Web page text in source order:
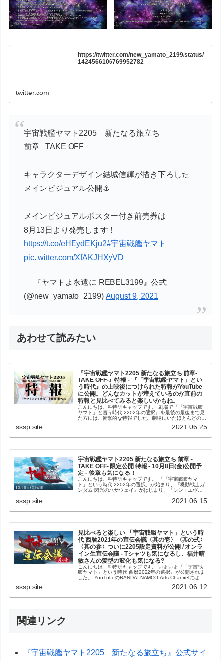
https://twitter.com/new_yamato_2199/status/
1424566106769952782
twitter.com
宇宙戦艦ヤマト2205 新たなる旅立ち
前章 ｰTAKE OFFｰ
キャラクターデザイン結城信輝が描き下ろした
メインビジュアル公開⚓
メインビジュアルポスター付き前売券は
8月13日より発売します！
https://t.co/eHEydEKju2#宇宙戦艦ヤマト
pic.twitter.com/XfAKJHXyVD
— 『ヤマトよ永遠に REBEL3199』公式
(@new_yamato_2199)August 9, 2021
あわせて読みたい
『宇宙戦艦ヤマト2205 新たなる旅立ち 前章‐
TAKE OFF‐』特報 - 『「宇宙戦艦ヤマト」とい
う時代』の上映後につけられた特報がYouTube
に公開。どんなカットが増えているのか直前の
特報と見比べてみると楽しいかもね。
こんにちは、科特研キャップです。 劇場で『「宇宙戦艦
ヤマト」と言う時代 2202年の選択』を最後の最後まで見
た方には、衝撃的な特報でした。劇場にいたほとんどの人
sssp.site 2021.06.25
宇宙戦艦ヤマト2205 新たなる旅立ち 前章 -
TAKE OFF- 限定公開 特報 - 10月8日(金)公開予
定 - 後章も気になる！
こんにちは、科特研キャップです。 『「宇宙戦艦ヤマ
ト」という時代 2202年の選択』が始まり、『機動戦士ガ
ンダム 閃光のハサウェイ』がはじまり、『シン・エヴァ
（3.0+1.01）、なにかと賑やかになって...
sssp.site 2021.06.15
見比べると楽しい 「宇宙戦艦ヤマト」という時
代 西暦2021年の宣伝会議〈其の壱〉〈其の弍〉
〈其の参〉ついに2205設定資料が公開 / オンラ
イン生宣伝会議 - Tシャツも気になるし、福井晴
敏さんの髪型の変化も気になる?
こんにちは、科特研キャップです。 いよいよ『「宇宙戦
艦ヤマト」という時代 西暦2022年の選択』が公開されま
した。 YouTubeのBANDAI NAMCO Arts Channelには、
sssp.site 2021.06.12
関連リンク
『宇宙戦艦ヤマト2205 新たなる旅立ち』公式サイ